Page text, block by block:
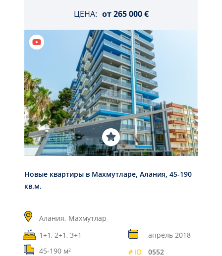
ЦЕНА: от265 000 €
Новые квартиры в Махмутларе, Алания, 45-190
кв.м.
Алания, Махмутлар
1+1, 2+1, 3+1
апрель 2018
45-190 м²
# ID 0552